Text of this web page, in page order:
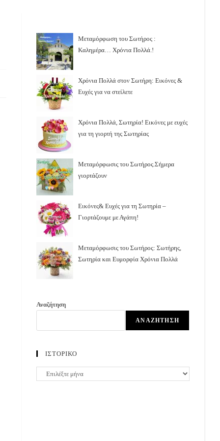
Μεταμόρφωση του Σωτήρος :
Καλημέρα… Χρόνια Πολλά.!
Χρόνια Πολλά στον Σωτήρη: Εικόνες &
Ευχές για να στείλετε
Χρόνια Πολλά, Σωτηρία! Εικόνες με ευχές
για τη γιορτή της Σωτηρίας
Μεταμόρφωσις του Σωτήρος.Σήμερα
γιορτάζουν
Εικόνες& Ευχές για τη Σωτηρία –
Γιορτάζουμε με Αγάπη!
Μεταμόρφωσις του Σωτήρος: Σωτήρης,
Σωτηρία και Ευμορφία Χρόνια Πολλά
Αναζήτηση
ΑΝΑΖΉΤΗΣΗ
ΙΣΤΟΡΙΚΟ
ΙΣΤΟΡΙΚΟ